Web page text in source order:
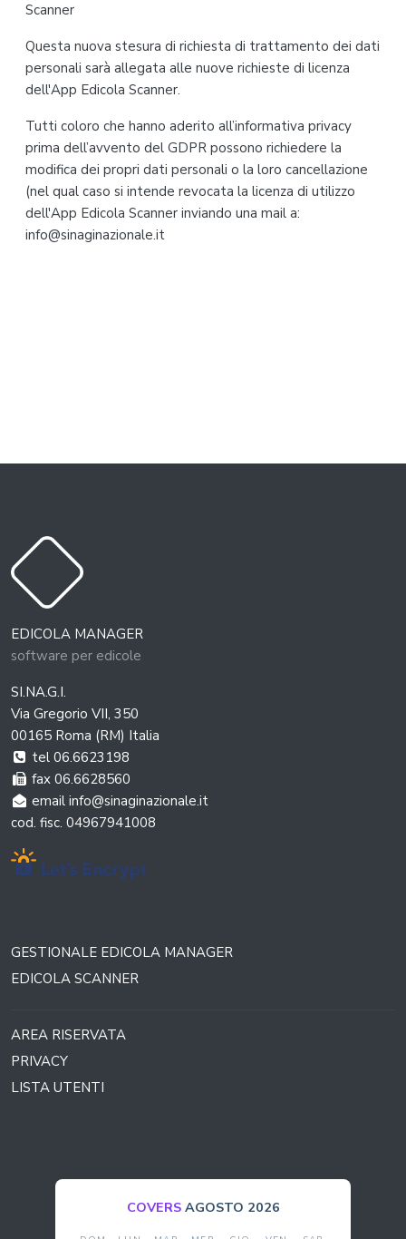
Scanner
Questa nuova stesura di richiesta di trattamento dei dati
personali sarà allegata alle nuove richieste di licenza
dell'App Edicola Scanner.
Tutti coloro che hanno aderito all’informativa privacy
prima dell’avvento del GDPR possono richiedere la
modifica dei propri dati personali o la loro cancellazione
(nel qual caso si intende revocata la licenza di utilizzo
dell'App Edicola Scanner inviando una mail a:
info@sinaginazionale.it
EDICOLA MANAGER
software per edicole
SI.NA.G.I.
Via Gregorio VII, 350
00165 Roma (RM) Italia
tel 06.6623198
fax 06.6628560
email info@sinaginazionale.it
cod. fisc. 04967941008
GESTIONALE EDICOLA MANAGER
EDICOLA SCANNER
AREA RISERVATA
PRIVACY
LISTA UTENTI
COVERS AGOSTO 2026